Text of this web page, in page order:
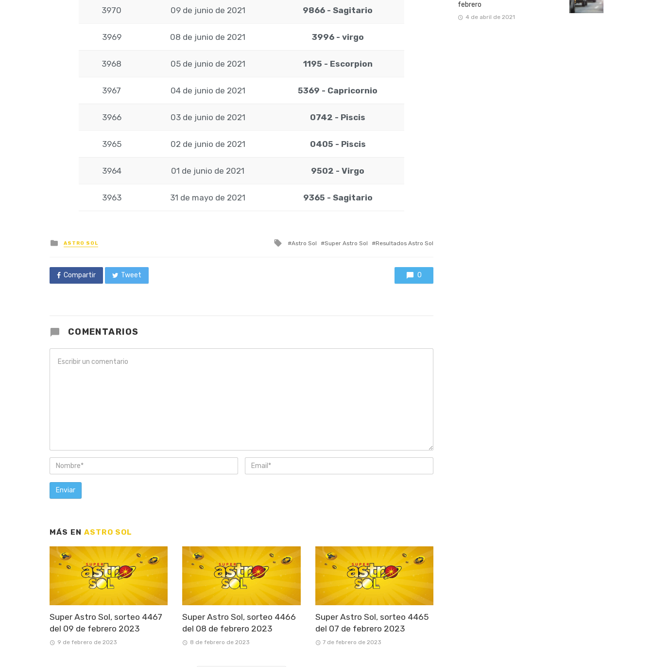
3970 09 de junio de 2021 9866 - Sagitario
3969 08 de junio de 2021 3996 - virgo
3968 05 de junio de 2021 1195 - Escorpion
3967 04 de junio de 2021 5369 - Capricornio
3966 03 de junio de 2021 0742 - Piscis
3965 02 de junio de 2021 0405 - Piscis
3964 01 de junio de 2021 9502 - Virgo
3963 31 de mayo de 2021 9365 - Sagitario
Posted
in
ASTRO SOL
Tagged
Astro Sol Super Astro Sol Resultados Astro Sol
Compartir Tweet 0
COMENTARIOS
MÁS EN ASTRO SOL
Super Astro Sol, sorteo 4467
del 09 de febrero 2023
9 de febrero de 2023
Super Astro Sol, sorteo 4466
del 08 de febrero 2023
8 de febrero de 2023
Super Astro Sol, sorteo 4465
del 07 de febrero 2023
7 de febrero de 2023
febrero
4 de abril de 2021